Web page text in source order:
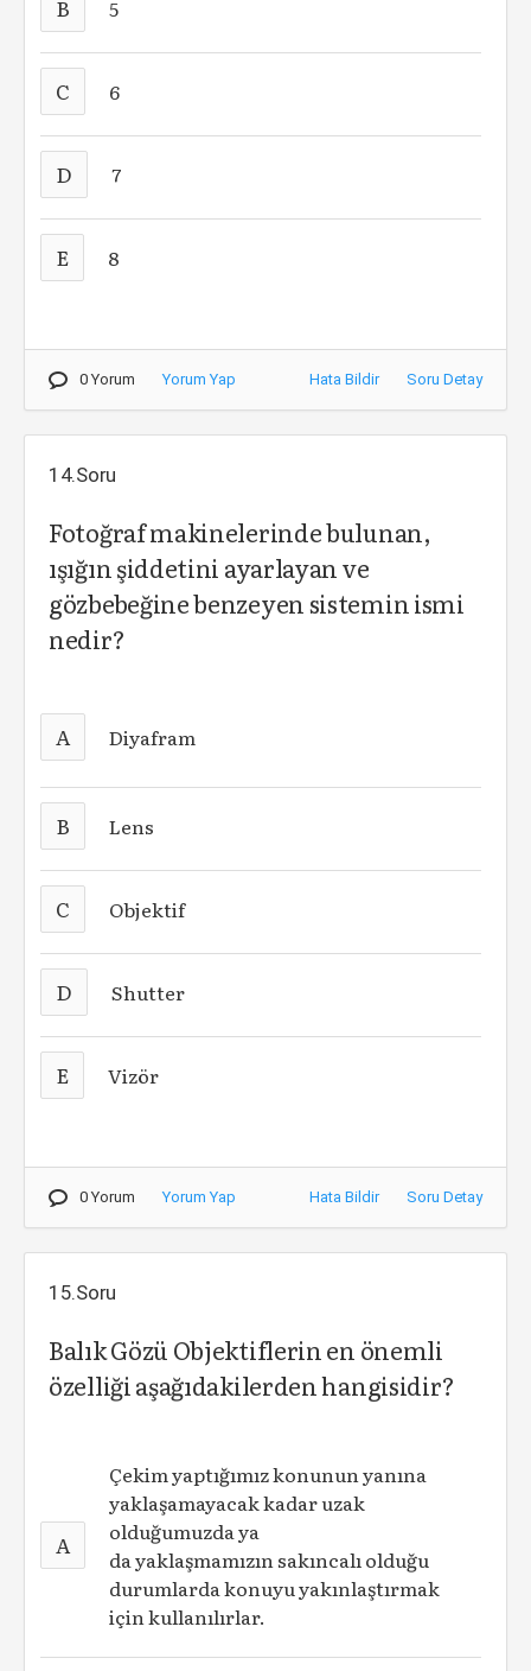
B 5
C 6
D 7
E 8
0 Yorum Yorum Yap Hata Bildir Soru Detay
14.Soru
Fotoğraf makinelerinde bulunan,
ışığın şiddetini ayarlayan ve
gözbebeğine benzeyen sistemin ismi
nedir?
A Diyafram
B Lens
C Objektif
D Shutter
E Vizör
0 Yorum Yorum Yap Hata Bildir Soru Detay
15.Soru
Balık Gözü Objektiflerin en önemli
özelliği aşağıdakilerden hangisidir?
A
Çekim yaptığımız konunun yanına
yaklaşamayacak kadar uzak
olduğumuzda ya
da yaklaşmamızın sakıncalı olduğu
durumlarda konuyu yakınlaştırmak
için kullanılırlar.